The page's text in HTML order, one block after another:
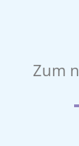
Zum